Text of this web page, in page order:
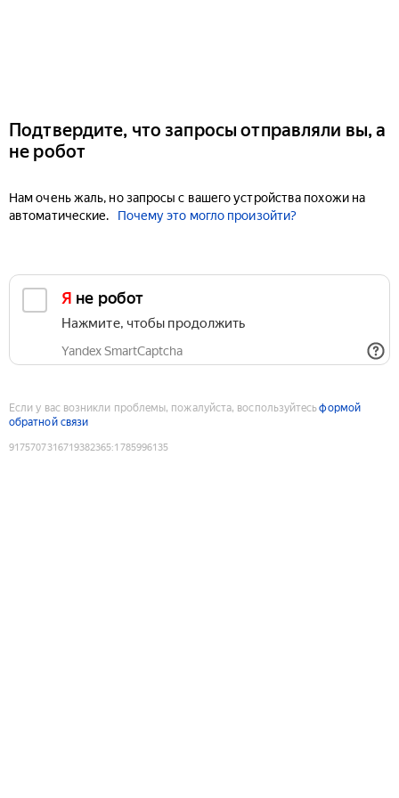
Подтвердите, что запросы отправляли вы, а
не робот
Нам очень жаль, но запросы с вашего устройства похожи на
автоматические.
Почему это могло произойти?
Я не робот
Нажмите, чтобы продолжить
Yandex SmartCaptcha
Если у вас возникли проблемы, пожалуйста, воспользуйтесьформой
обратной связи
9175707316719382365:1785996135